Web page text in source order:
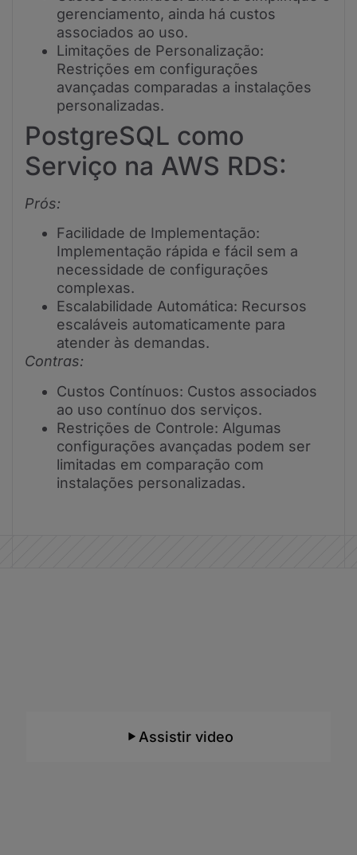
gerenciamento, ainda há custos
associados ao uso.
Limitações de Personalização:
Restrições em configurações
avançadas comparadas a instalações
personalizadas.
PostgreSQL como
Serviço na AWS RDS:
Prós:
Facilidade de Implementação:
Implementação rápida e fácil sem a
necessidade de configurações
complexas.
Escalabilidade Automática: Recursos
escaláveis automaticamente para
atender às demandas.
Contras:
Custos Contínuos: Custos associados
ao uso contínuo dos serviços.
Restrições de Controle: Algumas
configurações avançadas podem ser
limitadas em comparação com
instalações personalizadas.
Assistir video